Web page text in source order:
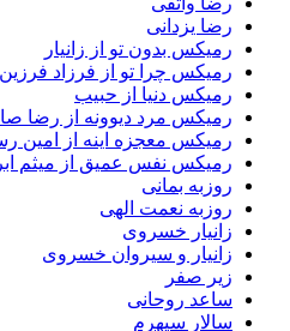
رضا یزدانی
رمیکس بدون تو از زانیار
رمیکس چرا تو از فرزاد فرزین
رمیکس دنیا از حبیب
رمیکس مرد دیوونه از رضا
رمیکس معجزه اینه از امین
رمیکس نفس عمیق از میثم
روزبه بمانی
روزبه نعمت الهی
زانیار خسروی
زانیار و سیروان خسروی
زیر صفر
ساعد روحانی
سالار سپهرم